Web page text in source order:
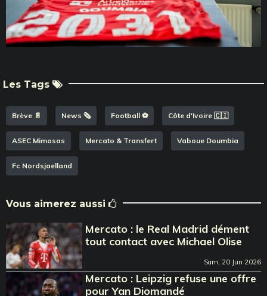
Les Tags
Brève 📄 News 🗞️ Football ⚽️ Côte d'Ivoire 🇨🇮
ASEC Mimosas Mercato & Transfert Vaboue Doumbia
Fc Nordsjaelland
Vous aimerez aussi
Mercato : le Real Madrid dément
tout contact avec Michael Olise
Sam, 20 Jun 2026
Mercato : Leipzig refuse une offre
pour Yan Diomandé